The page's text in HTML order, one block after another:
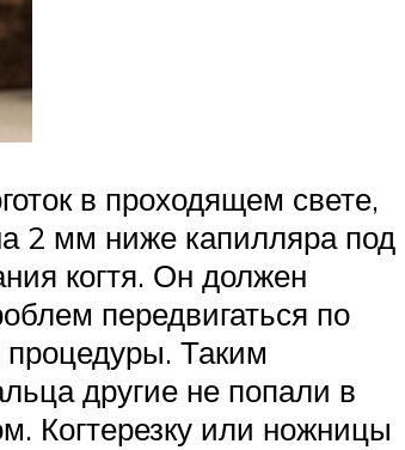
в проходящем свете,
2 мм ниже капилляра под
когтя. Он должен
передвигаться по
Таким
другие не попали в
Когтерезку или ножницы